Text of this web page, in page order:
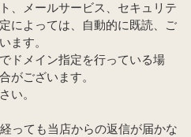
、メールサービス、セキュリテ
によっては、自動的に既読、ご
ます。
ドメイン指定を行っている場
がございます。
い。
っても当店からの返信が届かな